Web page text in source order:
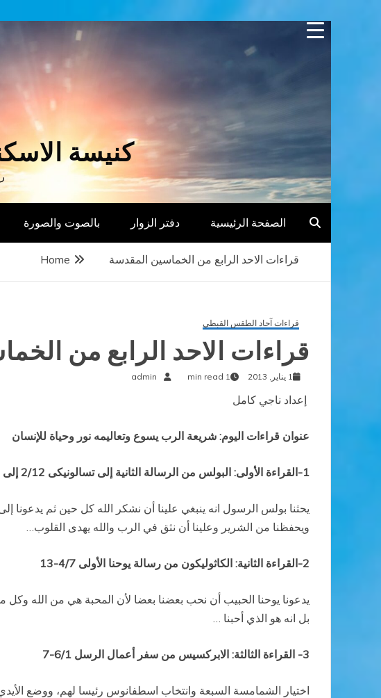
Skip
كنيسة
الصفحة الرئيسية دفتر الزوار بالصوت والصورة
Home قراءات الاحد الرابع من الخماسين المقدسة
قراءات آحاد الطقس القبطي
قراءات الاحد الرابع من
1 يناير, 2013 1 min read
admin
إعداد ناجي كامل
عنوان قراءات اليوم: شريعة الرب يسوع وتعاليمه نور وحياة للإنسان
1-القراءة الأولى: البولس من الرسالة الثانية إلى تسالونيكى 2/12 إلى 3/5
يحثنا بولس الرسول انه ينبغي علينا أن نشكر الله كل حين ثم يدعونا إلى
ويحفظنا من الشرير وعلينا أن نثق في الرب والله يهدى القلوب…
2-القراءة الثانية: الكاثوليكون من رسالة يوحنا الأولى 4/7-13
يدعونا يوحنا الحبيب أن نحب بعضنا بعضا لأن المحبة هي من الله
بل انه هو الذي أحبنا …
3- القراءة الثالثة: الابركسيس من سفر أعمال الرسل 6/1-7
اختيار الشمامسة السبعة وانتخاب اسطفانوس رئيسا لهم، ووضع